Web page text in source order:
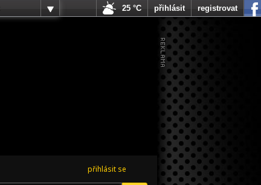
přihlásit se
25 °C přihlásit registrovat